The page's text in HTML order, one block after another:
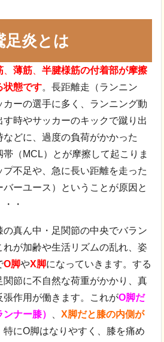
足炎とは
、薄筋 、半腱様筋の付着部が摩擦
状態です。長距離走（ランニン
ーの選手に多く、ランニング動
時やサッカーのキックで蹴り出
などに、過度の負荷がかかった
（MCL）とが摩擦して起こりま
プ不足や、急に長い距離を走った
バーユース）ということが原因と
・
真ん中・足関節の中央でバラン
れが加齢や生活リズムの乱れ、姿
O脚やX脚になっていきます。する
関節に不自然な荷重がかかり、真
張作用が働きます。これがO脚だ
ナー膝）
、X脚だと膝の内側が
特にO脚はなりやすく、膝を痛め